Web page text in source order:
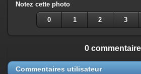
Notez cette photo
0 1 2 3
0 commentaire
Commentaires utilisateur